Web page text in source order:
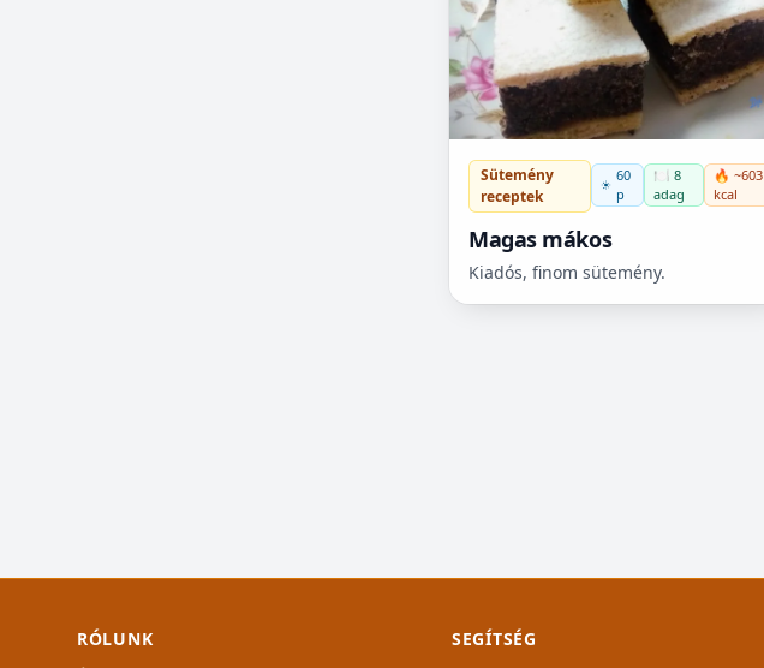
Vad receptek
Sütemény
receptek
60
p
🍽️ 8
adag
🔥 ~603
kcal
Magas mákos
Kiadós, finom sütemény.
RÓLUNK
SEGÍTSÉG